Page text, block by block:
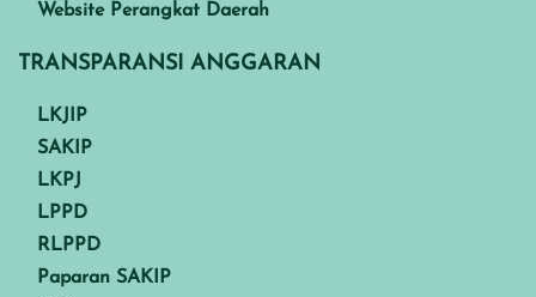
Website Perangkat Daerah
TRANSPARANSI ANGGARAN
LKJIP
SAKIP
LKPJ
LPPD
RLPPD
Paparan SAKIP